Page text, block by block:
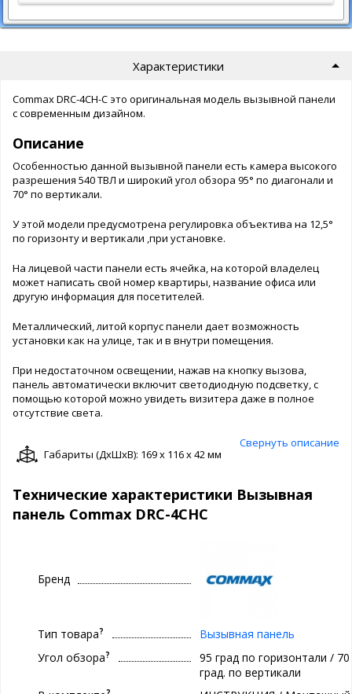
Характеристики
Commax DRC-4CH-C это оригинальная модель вызывной панели
с современным дизайном.
Описание
Особенностью данной вызывной панели есть камера высокого
разрешения 540 ТВЛ и широкий угол обзора 95° по диагонали и
70° по вертикали.
У этой модели предусмотрена регулировка объектива на 12,5°
по горизонту и вертикали ,при установке.
На лицевой части панели есть ячейка, на которой владелец
может написать свой номер квартиры, название офиса или
другую информация для посетителей.
Металлический, литой корпус панели дает возможность
установки как на улице, так и в внутри помещения.
При недостаточном освещении, нажав на кнопку вызова,
панель автоматически включит светодиодную подсветку, с
помощью которой можно увидеть визитера даже в полное
отсутствие света.
Свернуть описание
Габариты (ДxШxВ): 169 x 116 x 42 мм
Технические характеристики Вызывная
панель Commax DRC-4CHC
Бренд
Тип товара?
Вызывная панель
Угол обзора?
95 град по горизонтали / 70
град. по вертикали